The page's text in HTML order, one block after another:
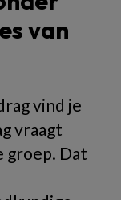
van
vind je
vraagt
groep. Dat